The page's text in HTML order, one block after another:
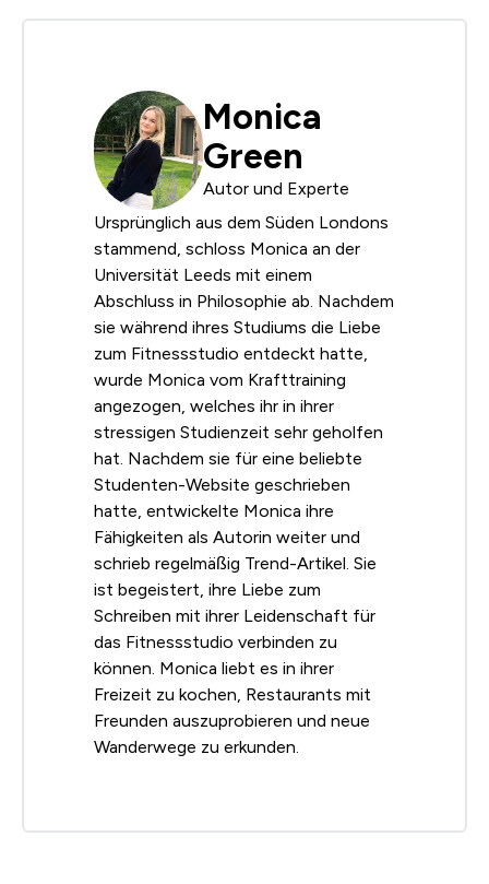
Monica
Green
Autor und Experte
Ursprünglich aus dem Süden Londons
stammend, schloss Monica an der
Universität Leeds mit einem
Abschluss in Philosophie ab. Nachdem
sie während ihres Studiums die Liebe
zum Fitnessstudio entdeckt hatte,
wurde Monica vom Krafttraining
angezogen, welches ihr in ihrer
stressigen Studienzeit sehr geholfen
hat. Nachdem sie für eine beliebte
Studenten-Website geschrieben
hatte, entwickelte Monica ihre
Fähigkeiten als Autorin weiter und
schrieb regelmäßig Trend-Artikel. Sie
ist begeistert, ihre Liebe zum
Schreiben mit ihrer Leidenschaft für
das Fitnessstudio verbinden zu
können. Monica liebt es in ihrer
Freizeit zu kochen, Restaurants mit
Freunden auszuprobieren und neue
Wanderwege zu erkunden.